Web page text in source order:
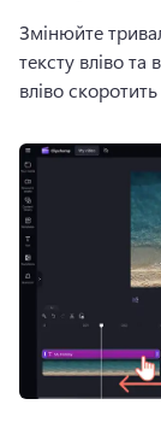
Змінюйте
тексту вліво та
вліво